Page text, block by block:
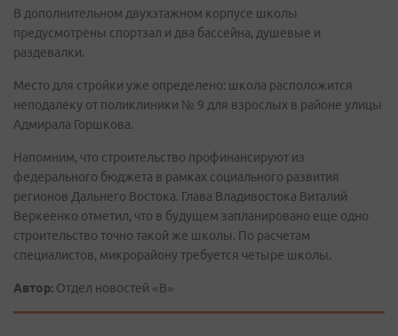
В дополнительном двухэтажном корпусе школы
предусмотрены спортзал и два бассейна, душевые и
раздевалки.
Место для стройки уже определено: школа расположится
неподалеку от поликлиники № 9 для взрослых в районе улицы
Адмирала Горшкова.
Напомним, что строительство профинансируют из
федерального бюджета в рамках социального развития
регионов Дальнего Востока. Глава Владивостока Виталий
Веркеенко отметил, что в будущем запланировано еще одно
строительство точно такой же школы. По расчетам
специалистов, микрорайону требуется четыре школы.
Автор: Отдел новостей «В»